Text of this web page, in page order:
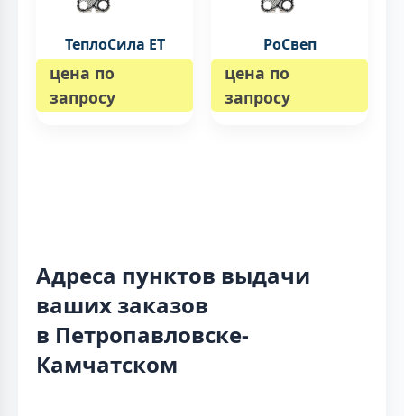
ТеплоСила ET
цена по
запросу
РоСвеп
цена по
запросу
Адреса пунктов выдачи
ваших заказов
в Петропавловске-
Камчатском